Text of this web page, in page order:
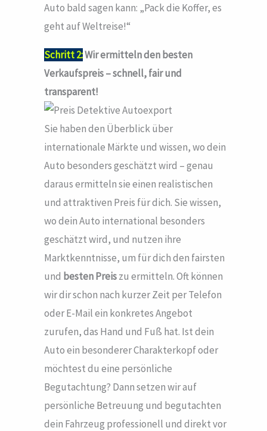
Auto bald sagen kann: „Pack die Koffer, es
geht auf Weltreise!“
Schritt 2:Wir ermitteln den besten
Verkaufspreis – schnell, fair und
transparent!
Sie haben den Überblick über
internationale Märkte und wissen, wo dein
Auto besonders geschätzt wird – genau
daraus ermitteln sie einen realistischen
und attraktiven Preis für dich. Sie wissen,
wo dein Auto international besonders
geschätzt wird, und nutzen ihre
Marktkenntnisse, um für dich den fairsten
und besten Preiszu ermitteln. Oft können
wir dir schon nach kurzer Zeit per Telefon
oder E-Mail ein konkretes Angebot
zurufen, das Hand und Fuß hat. Ist dein
Auto ein besonderer Charakterkopf oder
möchtest du eine persönliche
Begutachtung? Dann setzen wir auf
persönliche Betreuung und begutachten
dein Fahrzeug professionell und direkt vor